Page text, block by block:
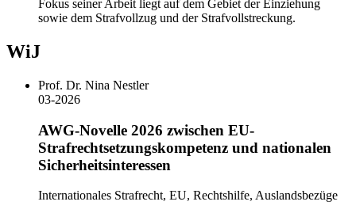
Fokus seiner Arbeit liegt auf dem Gebiet der Einziehung
sowie dem Strafvollzug und der Strafvollstreckung.
WiJ
Prof. Dr. Nina Nestler
03-2026
AWG-Novelle 2026 zwischen EU-
Strafrechtsetzungskompetenz und nationalen
Sicherheitsinteressen
Internationales Strafrecht, EU, Rechtshilfe, Auslandsbezüge